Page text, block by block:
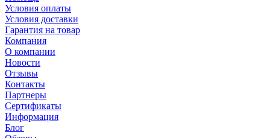
Условия оплаты
Условия доставки
Гарантия на товар
Компания
О компании
Новости
Отзывы
Контакты
Партнеры
Сертификаты
Информация
Блог